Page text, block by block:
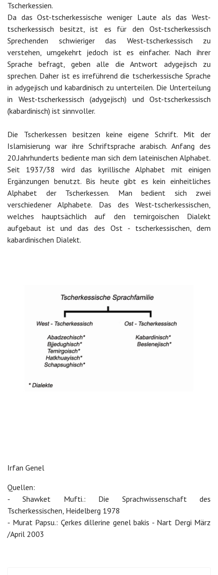
Tscherkessien.
Da das Ost-tscherkessische weniger Laute als das West-
tscherkessisch besitzt, ist es für den Ost-tscherkessisch
Sprechenden schwieriger das West-tscherkessisch zu
verstehen, umgekehrt jedoch ist es einfacher. Nach ihrer
Sprache befragt, geben alle die Antwort adygejisch zu
sprechen. Daher ist es irreführend die tscherkessische Sprache
in adygejisch und kabardinisch zu unterteilen. Die Unterteilung
in West-tscherkessisch (adygejisch) und Ost-tscherkessisch
(kabardinisch) ist sinnvoller.
Die Tscherkessen besitzen keine eigene Schrift. Mit der
Islamisierung war ihre Schriftsprache arabisch. Anfang des
20.Jahrhunderts bediente man sich dem lateinischen Alphabet.
Seit 1937/38 wird das kyrillische Alphabet mit einigen
Ergänzungen benutzt. Bis heute gibt es kein einheitliches
Alphabet der Tscherkessen. Man bedient sich zwei
verschiedener Alphabete. Das des West-tscherkessischen,
welches hauptsächlich auf den temirgoischen Dialekt
aufgebaut ist und das des Ost - tscherkessischen, dem
kabardinischen Dialekt.
Irfan Genel
Quellen:
- Shawket Mufti.: Die Sprachwissenschaft des
Tscherkessischen, Heidelberg 1978
- Murat Papsu.: Çerkes dillerine genel bakis - Nart Dergi März
/April 2003